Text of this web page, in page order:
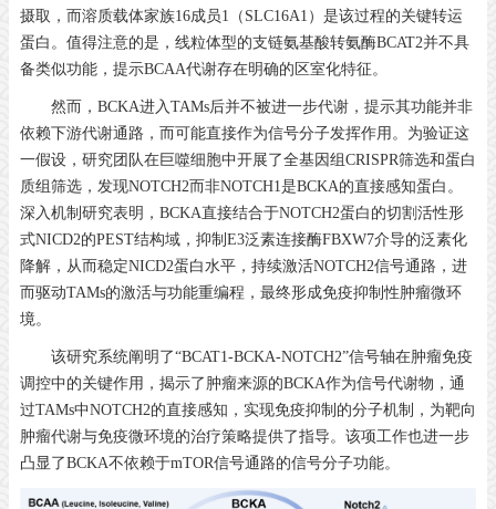
摄取，而溶质载体家族16成员1（SLC16A1）是该过程的关键转运
蛋白。值得注意的是，线粒体型的支链氨基酸转氨酶BCAT2并不具
备类似功能，提示BCAA代谢存在明确的区室化特征。
然而，BCKA进入TAMs后并不被进一步代谢，提示其功能并非
依赖下游代谢通路，而可能直接作为信号分子发挥作用。为验证这
一假设，研究团队在巨噬细胞中开展了全基因组CRISPR筛选和蛋白
质组筛选，发现NOTCH2而非NOTCH1是BCKA的直接感知蛋白。
深入机制研究表明，BCKA直接结合于NOTCH2蛋白的切割活性形
式NICD2的PEST结构域，抑制E3泛素连接酶FBXW7介导的泛素化
降解，从而稳定NICD2蛋白水平，持续激活NOTCH2信号通路，进
而驱动TAMs的激活与功能重编程，最终形成免疫抑制性肿瘤微环
境。
该研究系统阐明了“BCAT1-BCKA-NOTCH2”信号轴在肿瘤免疫
调控中的关键作用，揭示了肿瘤来源的BCKA作为信号代谢物，通
过TAMs中NOTCH2的直接感知，实现免疫抑制的分子机制，为靶向
肿瘤代谢与免疫微环境的治疗策略提供了指导。该项工作也进一步
凸显了BCKA不依赖于mTOR信号通路的信号分子功能。